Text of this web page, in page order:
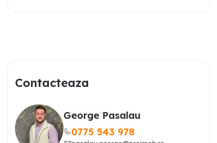
Contacteaza
George Pasalau
0775 543 978